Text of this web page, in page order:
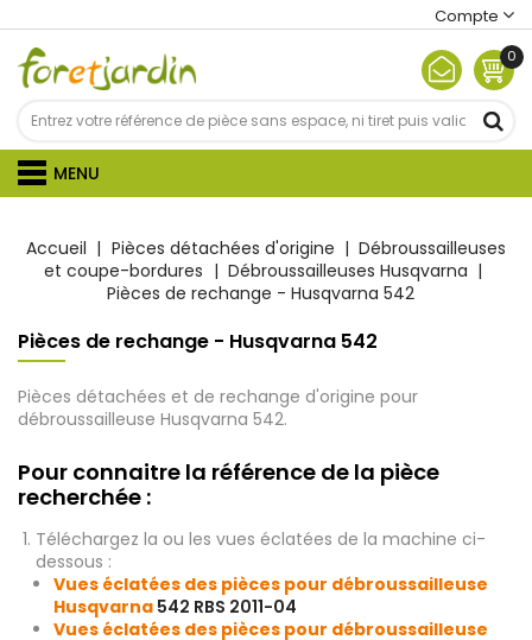
Compte
0
MENU
Accueil Pièces détachées d'origine
Débroussailleuses
et coupe-bordures
Débroussailleuses Husqvarna
Pièces de rechange - Husqvarna 542
Pièces de rechange - Husqvarna 542
Pièces détachées et de rechange d'origine pour
débroussailleuse Husqvarna 542.
Pour connaitre la référence de la pièce
recherchée :
Téléchargez la ou les vues éclatées de la machine ci-
dessous :
Vues éclatées des pièces pour débroussailleuse
Husqvarna 542 RBS 2011-04
Vues éclatées des pièces pour débroussailleuse